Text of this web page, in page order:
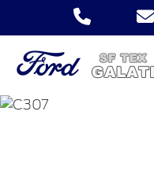
FOCUS